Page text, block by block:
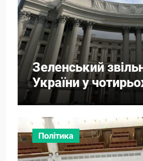
Зеленський
України у
Політика